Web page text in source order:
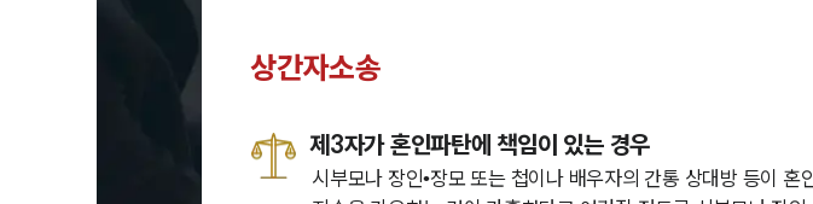
상간자소송
제3자가 혼인파탄에 책임이 있는 경우
시부모나 장인•장모 또는 첩이나 배우자의 간통 상대방 등이